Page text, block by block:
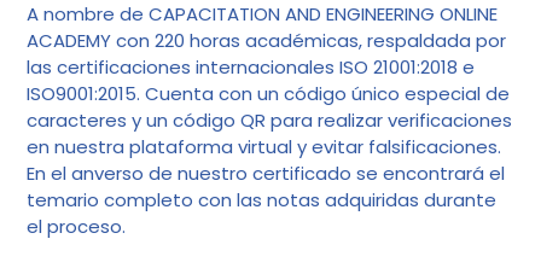
A nombre de CAPACITATION AND ENGINEERING ONLINE
ACADEMY con 220 horas académicas, respaldada por
las certificaciones internacionales ISO 21001:2018 e
ISO9001:2015. Cuenta con un código único especial de
caracteres y un código QR para realizar verificaciones
en nuestra plataforma virtual y evitar falsificaciones.
En el anverso de nuestro certificado se encontrará el
temario completo con las notas adquiridas durante
el proceso.